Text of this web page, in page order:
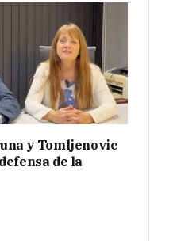
y Tomljenovic
de la